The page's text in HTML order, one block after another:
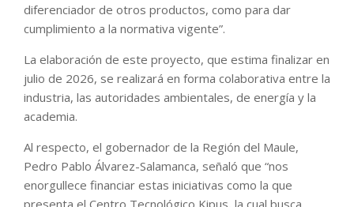
diferenciador de otros productos, como para dar
cumplimiento a la normativa vigente”.
La elaboración de este proyecto, que estima finalizar en
julio de 2026, se realizará en forma colaborativa entre la
industria, las autoridades ambientales, de energía y la
academia.
Al respecto, el gobernador de la Región del Maule,
Pedro Pablo Álvarez-Salamanca, señaló que “nos
enorgullece financiar estas iniciativas como la que
presenta el Centro Tecnológico Kipus, la cual busca